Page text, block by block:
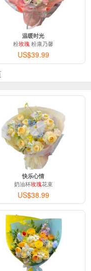
温暖时光
粉玫瑰 粉康乃馨
US$39.99
快乐心情
奶油杯玫瑰花束
US$38.99